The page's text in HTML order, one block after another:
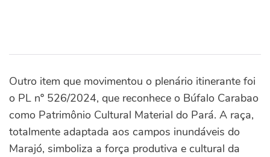
Outro item que movimentou o plenário itinerante foi
o PL nº 526/2024, que reconhece o Búfalo Carabao
como Patrimônio Cultural Material do Pará. A raça,
totalmente adaptada aos campos inundáveis do
Marajó, simboliza a força produtiva e cultural da